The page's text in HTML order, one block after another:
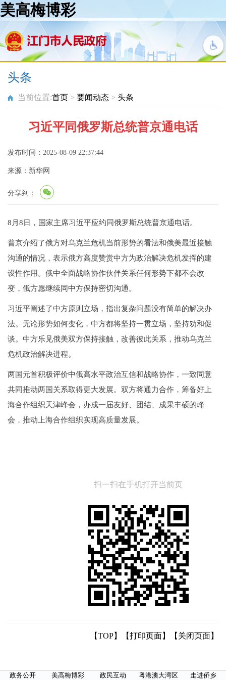
美高梅博彩
头条
当前位置:首页 > 要闻动态 > 头条
习近平同俄罗斯总统普京通电话
发布时间：2025-08-09 22:37:44
来源：新华网
分享到：
8月8日，国家主席习近平应约同俄罗斯总统普京通电话。
普京介绍了俄方对乌克兰危机当前形势的看法和俄美最近接触
沟通的情况，表示俄方高度赞赏中方为政治解决危机发挥的建
设性作用。俄中全面战略协作伙伴关系任何形势下都不会改
变，俄方愿继续同中方保持密切沟通。
习近平阐述了中方原则立场，指出复杂问题没有简单的解决办
法。无论形势如何变化，中方都将坚持一贯立场，坚持劝和促
谈。中方乐见俄美双方保持接触，改善彼此关系，推动乌克兰
危机政治解决进程。
两国元首积极评价中俄高水平政治互信和战略协作，一致同意
共同推动两国关系取得更大发展。双方将通力合作，筹备好上
海合作组织天津峰会，办成一届友好、团结、成果丰硕的峰
会，推动上海合作组织实现高质量发展。
扫一扫在手机打开当前页
【TOP】 【打印页面】【 关闭页面】
政务公开 美高梅博彩 政民互动 粤港澳大湾区 走进侨乡